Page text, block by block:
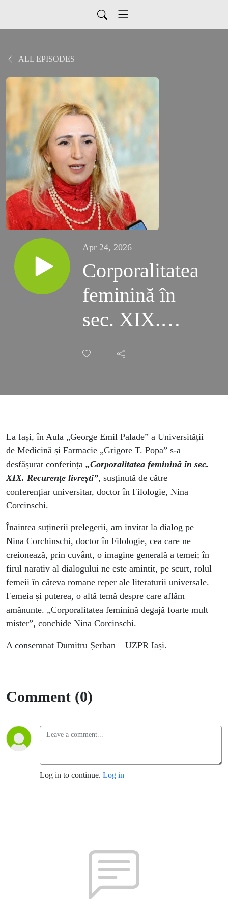
ALL EPISODES
Apr 24, 2026
Corporalitatea
feminină în
sec. XIX.
Recurențe
vocea
Nina
Corcinschi
La Iași, în Aula „George Emil Palade” a Universității
de Medicină și Farmacie „Grigore T. Popa” s-a
desfășurat conferința „Corporalitatea feminină în sec.
XIX. Recurențe livrești”, susținută de către
conferențiar universitar, doctor în Filologie, Nina
Corcinschi.
Înaintea suținerii prelegerii, am invitat la dialog pe
Nina Corchinschi, doctor în Filologie, cea care ne
creionează, prin cuvânt, o imagine generală a temei; în
firul narativ al dialogului ne este amintit, pe scurt, rolul
femeii în câteva romane reper ale literaturii universale.
Femeia și puterea, o altă temă despre care aflăm
amănunte. „Corporalitatea feminină degajă foarte mult
mister”, conchide Nina Corcinschi.
A consemnat Dumitru Șerban – UZPR Iași.
Comment (0)
Log in to continue. Log in